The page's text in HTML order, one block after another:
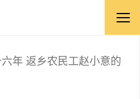
年 返乡农民工赵小意的